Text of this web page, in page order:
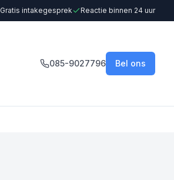
Gratis intakegesprek Reactie binnen 24 uur
085-9027796 Bel ons